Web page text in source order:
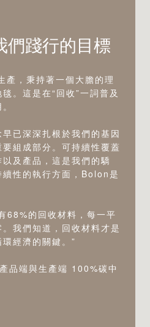
們踐行的目標
，秉持著一個大膽的理
。這是在“回收”一詞普及
已深深扎根於我們的基因
組成部分。可持續性覆蓋
及產品，這是我們的驕
性的執行方面，Bolon是
68%的回收材料，每一平
我們知道，回收材料才是
經濟的關鍵。”
品端與生產端 100%碳中